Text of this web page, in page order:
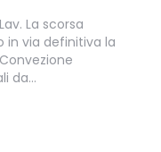
La scorsa
in via definitiva la
da…